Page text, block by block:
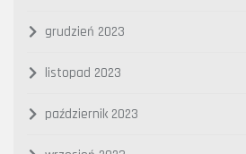
grudzień 2023
listopad 2023
październik 2023